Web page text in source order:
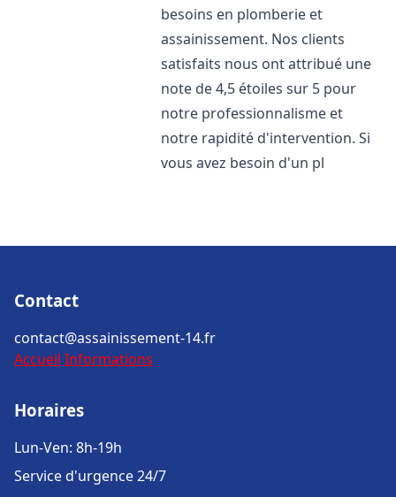
besoins en plomberie et
assainissement. Nos clients
satisfaits nous ont attribué une
note de 4,5 étoiles sur 5 pour
notre professionnalisme et
notre rapidité d'intervention. Si
vous avez besoin d'un pl
Contact
contact@assainissement-14.fr
Accueil Informations
Horaires
Lun-Ven: 8h-19h
Service d'urgence 24/7